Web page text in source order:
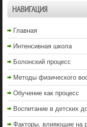
НАВИГАЦИЯ
Главная
Интенсивная школа
Болонский процесс
Методы физического
Обучение как процесс
Воспитание в детских
Факторы, влияющие на